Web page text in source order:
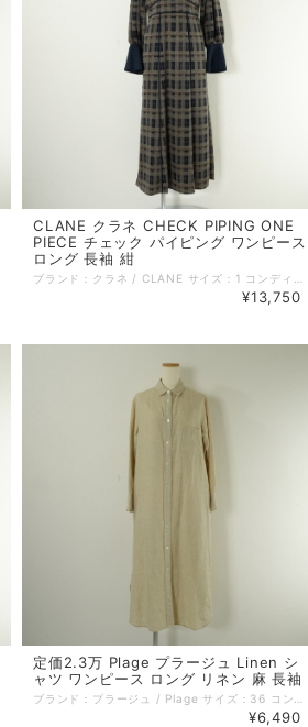
CLANE クラネ CHECK PIPING ONE
PIECE チェック パイピング ワンピース
ロング 長袖 紺
¥13,750
定価2.3万 Plage プラージュ Linen シ
ャツ ワンピース ロング リネン 麻 長袖
¥6,490